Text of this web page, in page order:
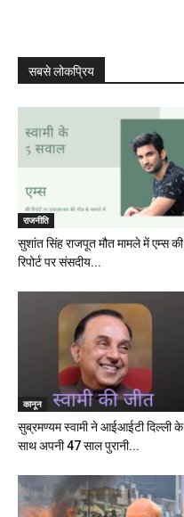
सबसे लोकप्रिय
राजनीति
सुशांत सिंह राजपूत मौत मामले में एम्स की
रिपोर्ट पर संसदीय...
कानून
सुब्रमण्यम स्वामी ने आईआईटी दिल्ली के
साथ अपनी 47 साल पुरानी...